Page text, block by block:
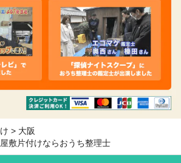
大阪
敷片付けならおうち整理士